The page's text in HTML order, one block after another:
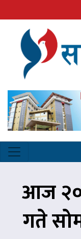
आज
गते